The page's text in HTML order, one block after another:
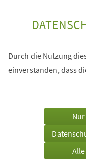
Durch die Nutzung
einverstanden, dass